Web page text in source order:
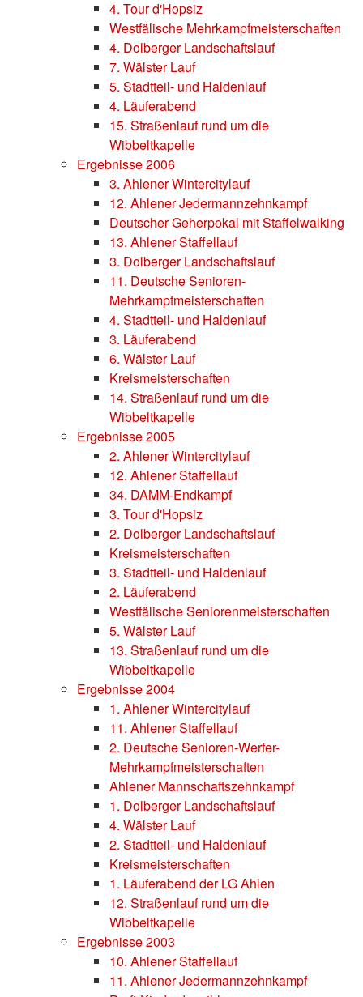
4. Tour d'Hopsiz
Westfälische Mehrkampfmeisterschaften
4. Dolberger Landschaftslauf
7. Wälster Lauf
5. Stadtteil- und Haldenlauf
4. Läuferabend
15. Straßenlauf rund um die
Wibbeltkapelle
Ergebnisse 2006
3. Ahlener Wintercitylauf
12. Ahlener Jedermannzehnkampf
Deutscher Geherpokal mit Staffelwalking
13. Ahlener Staffellauf
3. Dolberger Landschaftslauf
11. Deutsche Senioren-
Mehrkampfmeisterschaften
4. Stadtteil- und Haldenlauf
3. Läuferabend
6. Wälster Lauf
Kreismeisterschaften
14. Straßenlauf rund um die
Wibbeltkapelle
Ergebnisse 2005
2. Ahlener Wintercitylauf
12. Ahlener Staffellauf
34. DAMM-Endkampf
3. Tour d'Hopsiz
2. Dolberger Landschaftslauf
Kreismeisterschaften
3. Stadtteil- und Haldenlauf
2. Läuferabend
Westfälische Seniorenmeisterschaften
5. Wälster Lauf
13. Straßenlauf rund um die
Wibbeltkapelle
Ergebnisse 2004
1. Ahlener Wintercitylauf
11. Ahlener Staffellauf
2. Deutsche Senioren-Werfer-
Mehrkampfmeisterschaften
Ahlener Mannschaftszehnkampf
1. Dolberger Landschaftslauf
4. Wälster Lauf
2. Stadtteil- und Haldenlauf
Kreismeisterschaften
1. Läuferabend der LG Ahlen
12. Straßenlauf rund um die
Wibbeltkapelle
Ergebnisse 2003
10. Ahlener Staffellauf
11. Ahlener Jedermannzehnkampf